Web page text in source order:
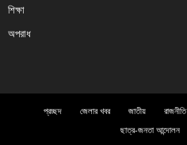
শিক্ষা
অপরাধ
প্রচ্ছদ জেলার খবর জাতীয় রাজনীতি
ছাত্র-জনতা আন্দোলন